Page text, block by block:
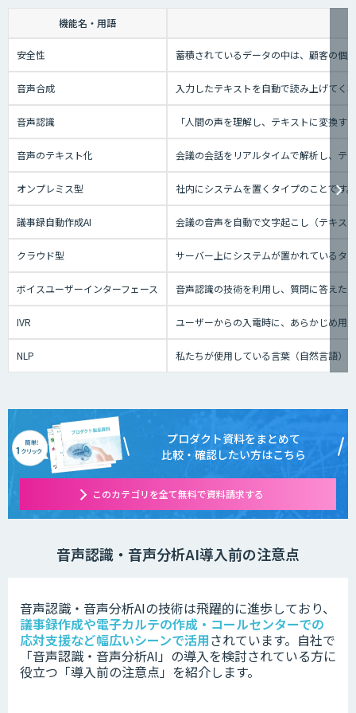
機能名・用語
安全性 蓄積されているデータの中は、顧客の個
音声合成 入力したテキストを自動で読み上げてく
音声認識 「人間の声を理解し、テキストに変換
音声のテキスト化 会議の会話をリアルタイムで解析し、テ
オンプレミス型 社内にシステムを置くタイプのことです
議事録自動作成AI 会議の音声を自動で文字起こし（テキス
クラウド型 サーバー上にシステムが置かれているタ
ボイスユーザーインターフェース 音声認識の技術を利用し、質問に答えた
IVR ユーザーからの入電時に、あらかじめ用
NLP 私たちが使用している言葉（自然言語）
プロダクト資料をまとめて
比較・確認したい方はこちら
このカテゴリを全て無料で資料請求する
音声認識・音声分析AI導入前の注意点
音声認識・音声分析AIの技術は飛躍的に進歩しており、
議事録作成や電子カルテの作成・コールセンターでの
応対支援など幅広いシーンで活用されています。 自社で
「音声認識・音声分析AI」の導入を検討されている方に
役立つ「導入前の注意点」を紹介します。